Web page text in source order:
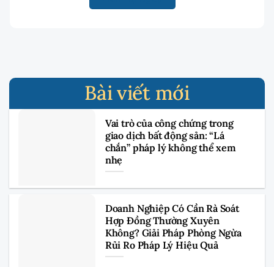
Bài viết mới
Vai trò của công chứng trong
giao dịch bất động sản: “Lá
chắn” pháp lý không thể xem
nhẹ
Doanh Nghiệp Có Cần Rà Soát
Hợp Đồng Thường Xuyên
Không? Giải Pháp Phòng Ngừa
Rủi Ro Pháp Lý Hiệu Quả